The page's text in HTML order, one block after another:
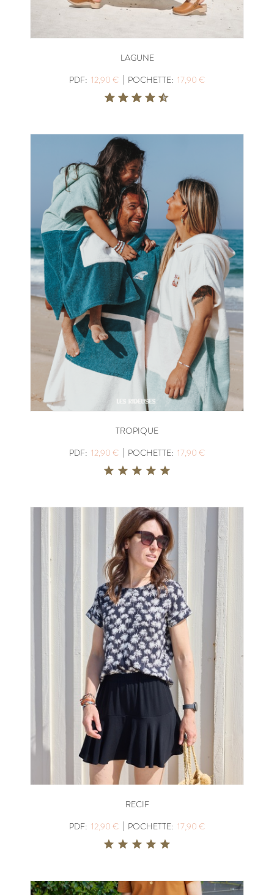
LAGUNE
PDF: 12,90 € | POCHETTE: 17,90 €
TROPIQUE
PDF: 12,90 € | POCHETTE: 17,90 €
RECIF
PDF: 12,90 € | POCHETTE: 17,90 €